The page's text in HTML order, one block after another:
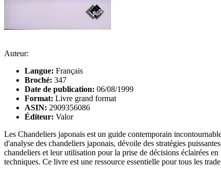
Auteur:
Langue: Français
Broché: 347
Date de publication: 06/08/1999
Format: Livre grand format
ASIN: 2909356086
Éditeur: Valor
Les Chandeliers japonais est un guide contemporain
d'analyse des chandeliers japonais, dévoile des stratégies
chandeliers et leur utilisation pour la prise de décisions éclairées
techniques. Ce livre est une ressource essentielle pour tous les